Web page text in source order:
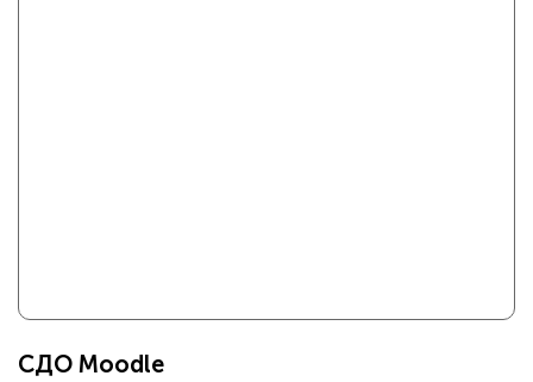
СДО Moodle